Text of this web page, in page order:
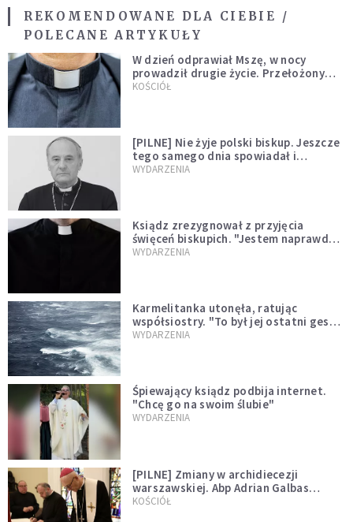
REKOMENDOWANE DLA CIEBIE /
POLECANE ARTYKUŁY
W dzień odprawiał Mszę, w nocy
prowadził drugie życie. Przełożony
kazał mu opuścić zakon
KOŚCIÓŁ
[PILNE] Nie żyje polski biskup. Jeszcze
tego samego dnia spowiadał i
sprawował Mszę świętą
WYDARZENIA
Ksiądz zrezygnował z przyjęcia
święceń biskupich. "Jestem naprawdę
niegodny"
WYDARZENIA
Karmelitanka utonęła, ratując
współsiostry. "To był jej ostatni gest
miłości"
WYDARZENIA
Śpiewający ksiądz podbija internet.
"Chcę go na swoim ślubie"
WYDARZENIA
[PILNE] Zmiany w archidiecezji
warszawskiej. Abp Adrian Galbas
wręczył dekrety nowym proboszczom
KOŚCIÓŁ